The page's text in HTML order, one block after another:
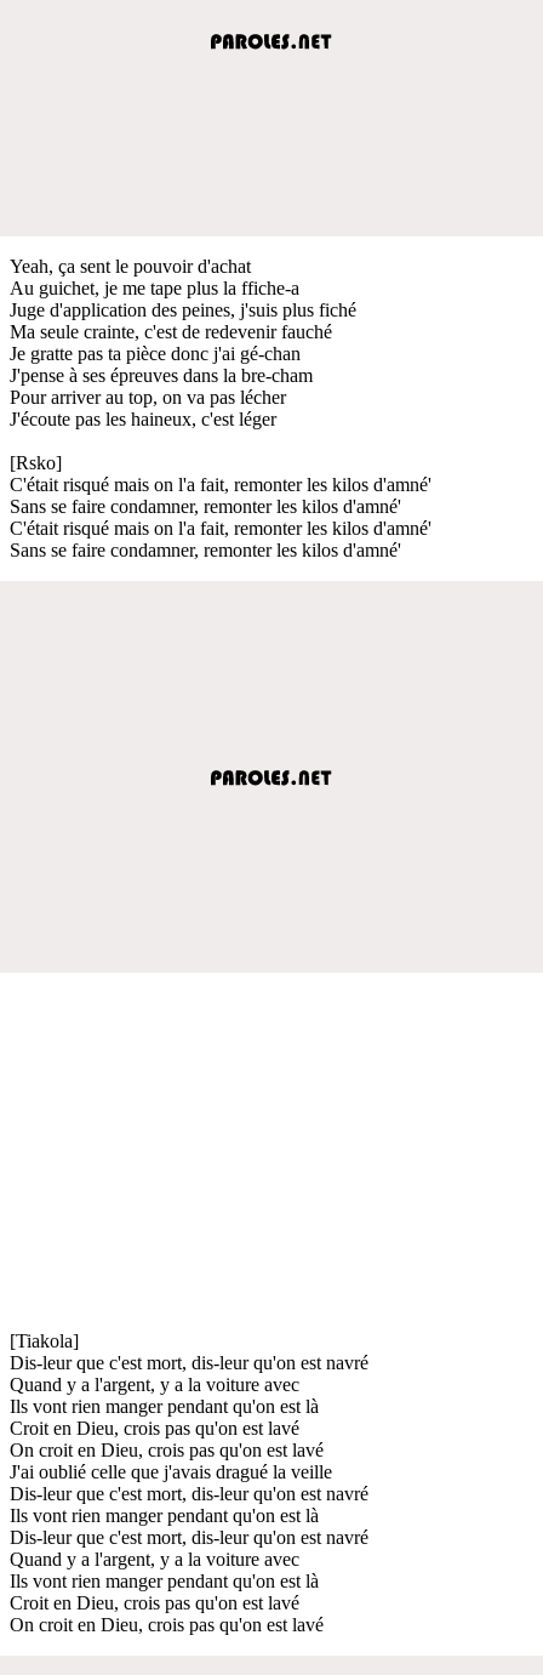
Yeah, ça sent le pouvoir d'achat
Au guichet, je me tape plus la ffiche-a
Juge d'application des peines, j'suis plus fiché
Ma seule crainte, c'est de redevenir fauché
Je gratte pas ta pièce donc j'ai gé-chan
J'pense à ses épreuves dans la bre-cham
Pour arriver au top, on va pas lécher
J'écoute pas les haineux, c'est léger
[Rsko]
C'était risqué mais on l'a fait, remonter les kilos d'amné'
Sans se faire condamner, remonter les kilos d'amné'
C'était risqué mais on l'a fait, remonter les kilos d'amné'
Sans se faire condamner, remonter les kilos d'amné'
[Tiakola]
Dis-leur que c'est mort, dis-leur qu'on est navré
Quand y a l'argent, y a la voiture avec
Ils vont rien manger pendant qu'on est là
Croit en Dieu, crois pas qu'on est lavé
On croit en Dieu, crois pas qu'on est lavé
J'ai oublié celle que j'avais dragué la veille
Dis-leur que c'est mort, dis-leur qu'on est navré
Ils vont rien manger pendant qu'on est là
Dis-leur que c'est mort, dis-leur qu'on est navré
Quand y a l'argent, y a la voiture avec
Ils vont rien manger pendant qu'on est là
Croit en Dieu, crois pas qu'on est lavé
On croit en Dieu, crois pas qu'on est lavé